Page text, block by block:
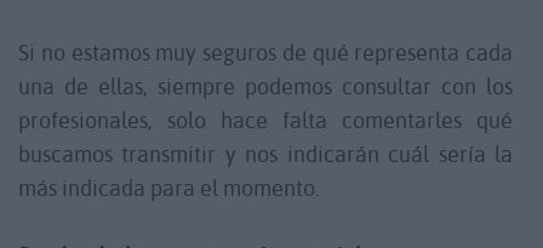
Si no estamos muy seguros de qué representa cada
una de ellas, siempre podemos consultar con los
profesionales, solo hace falta comentarles qué
buscamos transmitir y nos indicarán cuál sería la
más indicada para el momento.